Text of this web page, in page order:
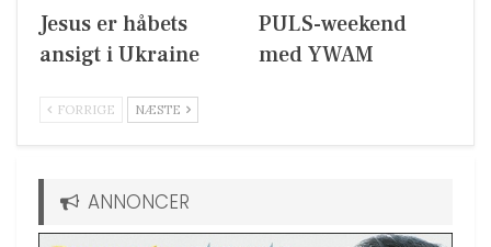
Jesus er håbets
ansigt i Ukraine
PULS-weekend
med YWAM
FORRIGE NÆSTE
ANNONCER